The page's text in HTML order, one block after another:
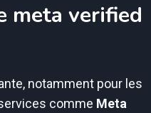
meta verified
notamment pour les
comme Meta